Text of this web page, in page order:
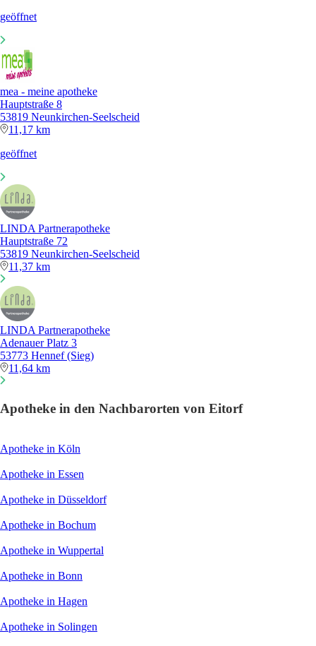
geöffnet
mea - meine apotheke
Hauptstraße 8
53819 Neunkirchen-Seelscheid
11,17 km
geöffnet
LINDA Partnerapotheke
Hauptstraße 72
53819 Neunkirchen-Seelscheid
11,37 km
LINDA Partnerapotheke
Adenauer Platz 3
53773 Hennef (Sieg)
11,64 km
Apotheke in den Nachbarorten von Eitorf
Apotheke in Köln
Apotheke in Essen
Apotheke in Düsseldorf
Apotheke in Bochum
Apotheke in Wuppertal
Apotheke in Bonn
Apotheke in Hagen
Apotheke in Solingen